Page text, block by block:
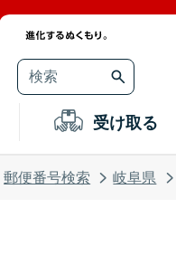
受け取る
郵便番号検索 岐阜県